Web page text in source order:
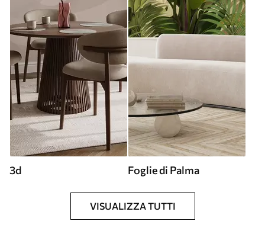
3d Foglie di Palma
VISUALIZZA TUTTI